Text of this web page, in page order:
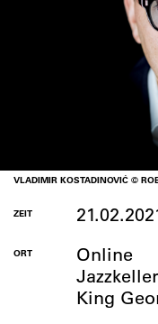
VLADIMIR KOSTADINOVIĆ ©
ZEIT
ORT
Online
King